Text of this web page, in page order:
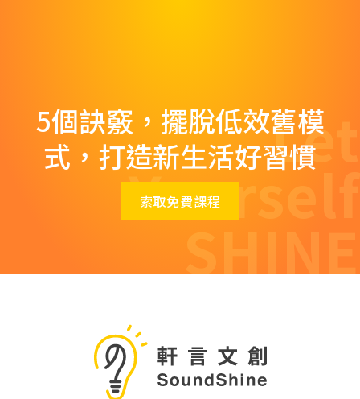
5個訣竅，擺脫低效舊模
式，打造新生活好習慣
索取免費課程
Let
Yourself
SHINE